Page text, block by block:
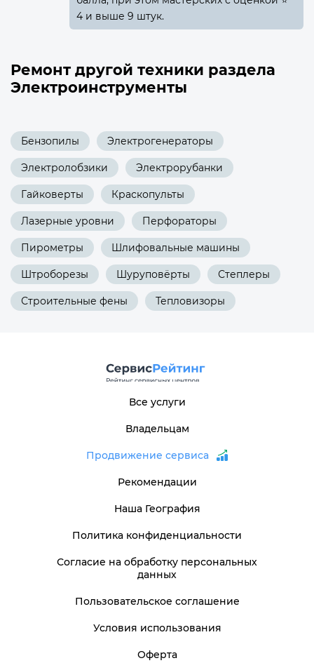
4 и выше 9 штук.
Ремонт другой техники раздела
Электроинструменты
Бензопилы Электрогенераторы
Электролобзики Электрорубанки
Гайковерты Краскопульты
Лазерные уровни Перфораторы
Пирометры Шлифовальные машины
Штроборезы Шуруповёрты Степлеры
Строительные фены Тепловизоры
Все услуги
Владельцам
Продвижение сервиса
Рекомендации
Наша География
Политика конфиденциальности
Согласие на обработку персональных
данных
Пользовательское соглашение
Условия использования
Оферта